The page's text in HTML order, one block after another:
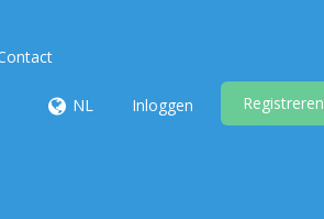
NL Inloggen Registreren